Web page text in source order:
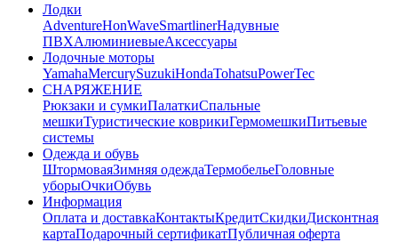
Лодки
AdventureHonWaveSmartlinerНадувные
ПВХАлюминиевыеАксессуары
Лодочные моторы
YamahaMercurySuzukiHondaTohatsuPowerTec
СНАРЯЖЕНИЕ
Рюкзаки и сумкиПалаткиСпальные
мешкиТуристические коврикиГермомешкиПитьевые
системы
Одежда и обувь
ШтормоваяЗимняя одеждаТермобельеГоловные
уборыОчкиОбувь
Информация
Оплата и доставкаКонтактыКредитСкидкиДисконтная
картаПодарочный сертификатПубличная оферта